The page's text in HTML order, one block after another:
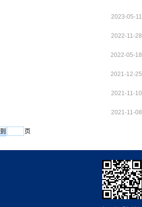
2023-05-11
2022-11-28
2022-05-18
2021-12-25
2021-11-10
2021-11-08
页